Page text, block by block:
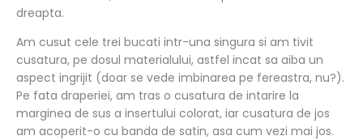
dreapta.
Am cusut cele trei bucati intr-una singura si am tivit
cusatura, pe dosul materialului, astfel incat sa aiba un
aspect ingrijit (doar se vede imbinarea pe fereastra, nu?).
Pe fata draperiei, am tras o cusatura de intarire la
marginea de sus a insertului colorat, iar cusatura de jos
am acoperit-o cu banda de satin, asa cum vezi mai jos.